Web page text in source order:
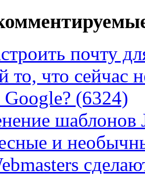
почту
то, что сейчас
(6324)
шаблонов
и